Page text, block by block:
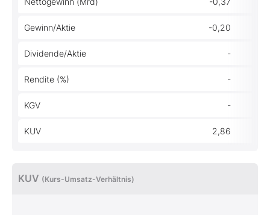
Gewinn/Aktie -0,20
Dividende/Aktie -
Rendite (%) -
KGV -
KUV 2,86
KUV (Kurs-Umsatz-Verhältnis)